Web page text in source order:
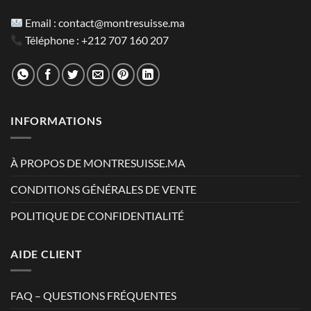
Email :contact@montresuisse.ma
Téléphone :+212 707 160 207
INFORMATIONS
À PROPOS DE MONTRESUISSE.MA
CONDITIONS GÉNÉRALES DE VENTE
POLITIQUE DE CONFIDENTIALITÉ
AIDE CLIENT
FAQ – QUESTIONS FRÉQUENTES